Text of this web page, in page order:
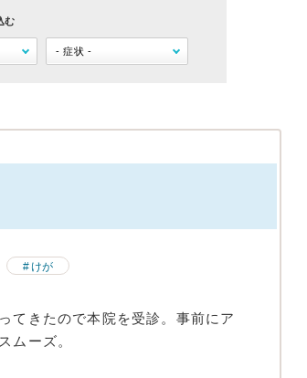
む
けが
てきたので本院を受診。事前にア
ムーズ。